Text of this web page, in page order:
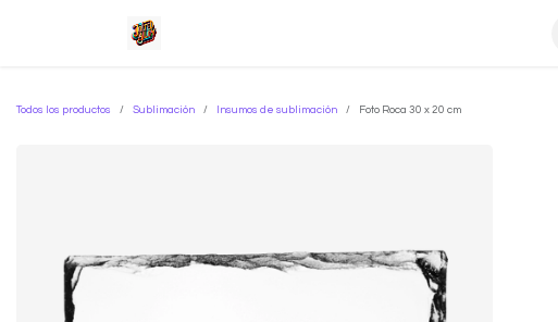
Todos los productos Sublimación Insumos de sublimación Foto Roca 30 x 20 cm